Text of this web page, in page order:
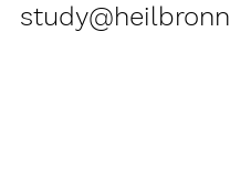
study@heilbronn